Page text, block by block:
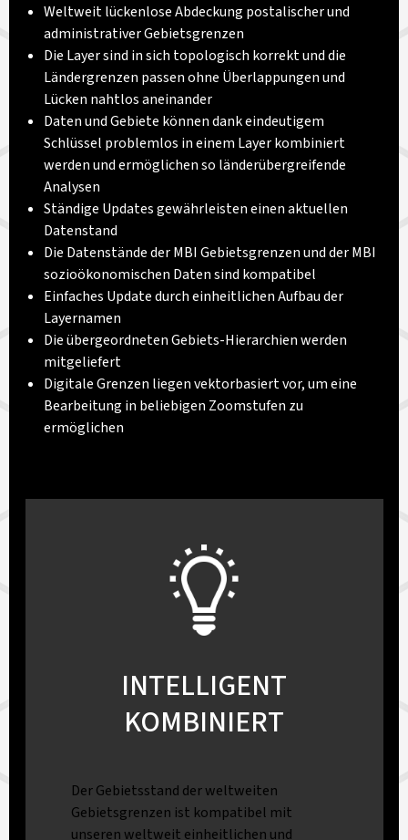
Weltweit lückenlose Abdeckung postalischer und
administrativer Gebietsgrenzen
Die Layer sind in sich topologisch korrekt und die
Ländergrenzen passen ohne Überlappungen und
Lücken nahtlos aneinander
Daten und Gebiete können dank eindeutigem
Schlüssel problemlos in einem Layer kombiniert
werden und ermöglichen so länderübergreifende
Analysen
Ständige Updates gewährleisten einen aktuellen
Datenstand
Die Datenstände der MBI Gebietsgrenzen und der MBI
sozioökonomischen Daten sind kompatibel
Einfaches Update durch einheitlichen Aufbau der
Layernamen
Die übergeordneten Gebiets-Hierarchien werden
mitgeliefert
Digitale Grenzen liegen vektorbasiert vor, um eine
Bearbeitung in beliebigen Zoomstufen zu
ermöglichen
INTELLIGENT
KOMBINIERT
Der Gebietsstand der weltweiten
Gebietsgrenzen ist kompatibel mit
unseren weltweit einheitlichen und